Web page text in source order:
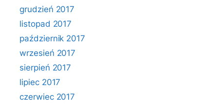
grudzień 2017
listopad 2017
październik 2017
wrzesień 2017
sierpień 2017
lipiec 2017
czerwiec 2017